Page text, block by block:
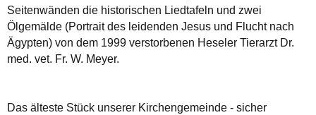
Seitenwänden die historischen Liedtafeln und zwei
Ölgemälde (Portrait des leidenden Jesus und Flucht nach
Ägypten) von dem 1999 verstorbenen Heseler Tierarzt Dr.
med. vet. Fr. W. Meyer.
Das älteste Stück unserer Kirchengemeinde - sicher